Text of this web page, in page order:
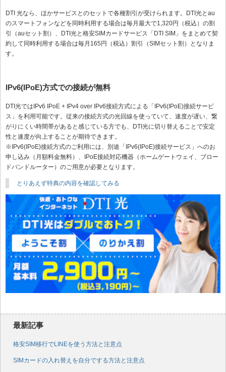
DTI 光なら、ほかサービスとのセットで各種割引が受けられます。DTI光とau
のスマートフォンなどを同時利用する場合は毎月最大で1,320円（税込）の割
引（auセット割）、DTI光と格安SIMカードサービス「DTI SIM」をまとめて契
約して同時利用する場合は毎月165円（税込）割引（SIMセット割）となりま
す。
IPv6(IPoE)方式での接続が無料
DTI光ではIPv6 IPoE + IPv4 over IPv6接続方式による「IPv6(IPoE)接続サービ
ス」を利用可能です。従来の接続方式の光回線を使っていて、速度が遅い、繋
がりにくい時間帯があると感じている方でも、DTI光に切り替えることで安定
性と速度が向上することが期待できます。
※IPv6(IPoE)接続方式のご利用には、別途「IPv6(IPoE)接続サービス」へのお
申し込み（月額料金無料）、IPoE接続対応機器（ホームゲートウェイ、ブロー
ドバンドルーター）のご用意が必要となります。
とりあえず特典の内容を確認してみる
最新記事
格安SIM移行でLINEを使う方法と注意点
SIMカードの入れ替えを自分でする方法と注意点